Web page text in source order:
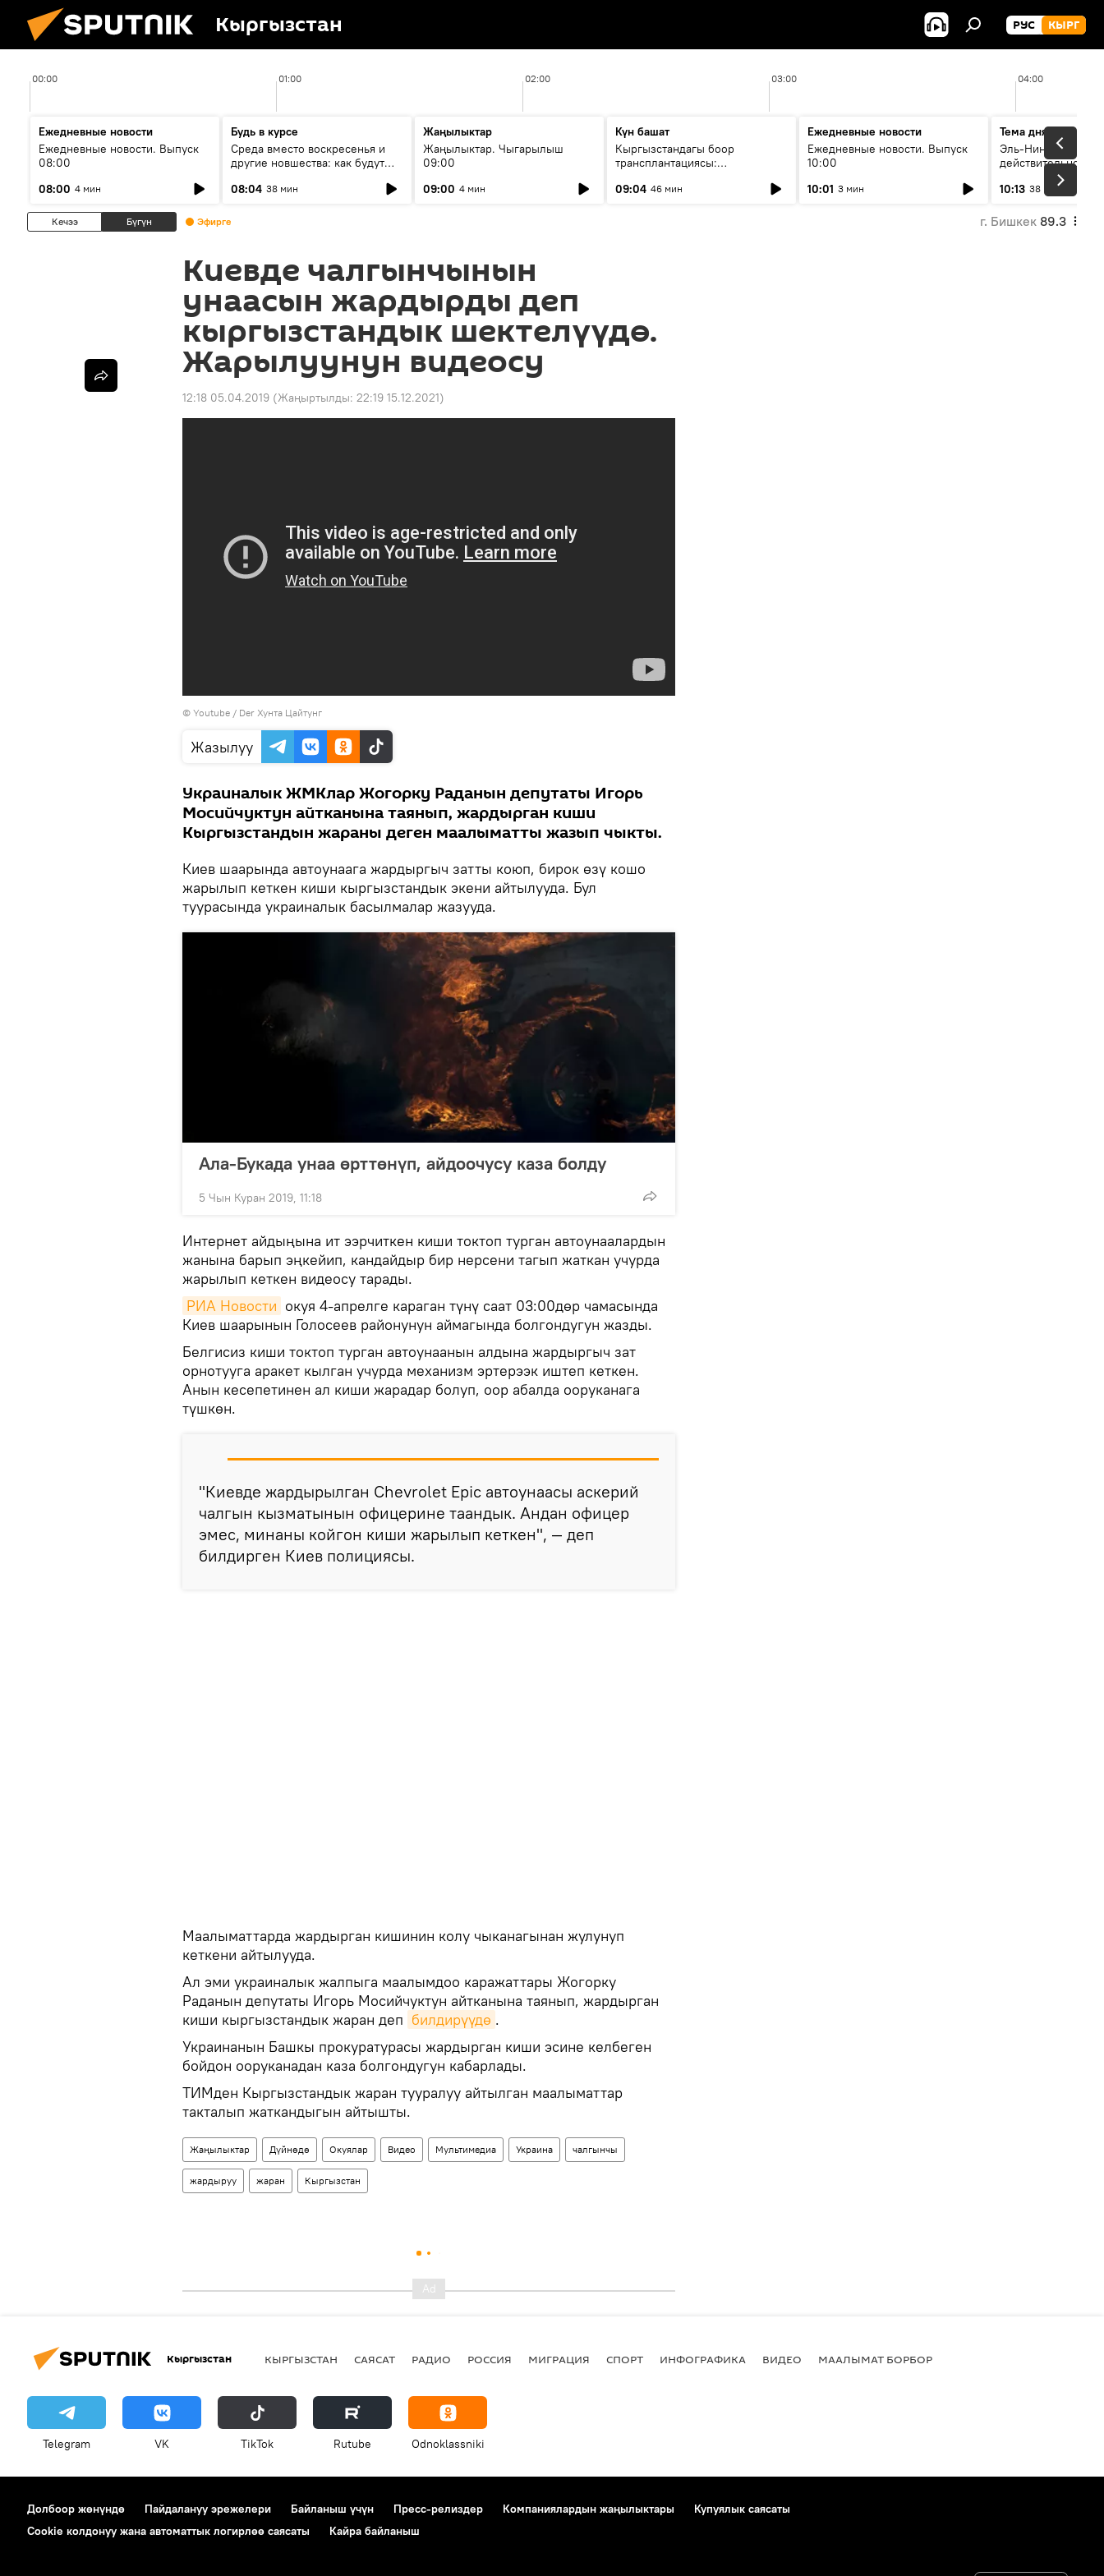
Кыргызстан РУС КЫРГ
00:00 01:00 02:00 03:00 04:00
Ежедневные новости
Ежедневные новости. Выпуск
08:00
08:00 4 мин
Будь в курсе
Среда вместо воскресенья и
другие новшества: как будут
08:04 38 мин
Жаңылыктар
Жаңылыктар. Чыгарылыш
09:00
09:00 4 мин
Күн башат
Кыргызстандагы боор
трансплантациясы:
келечеги
09:04 46 мин
Ежедневные новости
Ежедневные новости. Выпуск
10:00
10:01 3 мин
Тема дня
Эль-Ниньо, жара и
действительно
погоду в
10:13 38 мин
Кечээ Бүгүн Эфирге г. Бишкек 89.3
Киевде чалгынчынын
унаасын жардырды деп
кыргызстандык шектелүүдө.
Жарылуунун видеосу
12:18 05.04.2019 (Жаңыртылды: 22:19 15.12.2021)
© Youtube / Der Хунта Цайтунг
Жазылуу
Украиналык ЖМКлар Жогорку Раданын депутаты Игорь
Мосийчуктун айтканына таянып, жардырган киши
Кыргызстандын жараны деген маалыматты жазып чыкты.
Киев шаарында автоунаага жардыргыч затты коюп, бирок өзү кошо
жарылып кеткен киши кыргызстандык экени айтылууда. Бул
туурасында украиналык басылмалар жазууда.
Ала-Букада унаа өрттөнүп, айдоочусу каза болду
5 Чын Куран 2019, 11:18
Интернет айдыңына ит ээрчиткен киши токтоп турган автоунаалардын
жанына барып эңкейип, кандайдыр бир нерсени тагып жаткан учурда
жарылып кеткен видеосу тарады.
РИА Новости окуя 4-апрелге караган түнү саат 03:00дөр чамасында
Киев шаарынын Голосеев районунун аймагында болгондугун жазды.
Белгисиз киши токтоп турган автоунаанын алдына жардыргыч зат
орнотууга аракет кылган учурда механизм эртерээк иштеп кеткен.
Анын кесепетинен ал киши жарадар болуп, оор абалда ооруканага
түшкөн.
"Киевде жардырылган Chevrolet Epic автоунаасы аскерий
чалгын кызматынын офицерине таандык. Андан офицер
эмес, минаны койгон киши жарылып кеткен", — деп
билдирген Киев полициясы.
Маалыматтарда жардырган кишинин колу чыканагынан жулунуп
кеткени айтылууда.
Ал эми украиналык жалпыга маалымдоо каражаттары Жогорку
Раданын депутаты Игорь Мосийчуктун айтканына таянып, жардырган
киши кыргызстандык жаран деп билдирүүдө .
Украинанын Башкы прокуратурасы жардырган киши эсине келбеген
бойдон ооруканадан каза болгондугун кабарлады.
ТИМден Кыргызстандык жаран тууралуу айтылган маалыматтар
такталып жаткандыгын айтышты.
Жаңылыктар Дүйнөдө Окуялар Видео Мультимедиа Украина чалгынчы
жардыруу жаран Кыргызстан
Кыргызстан КЫРГЫЗСТАН САЯСАТ РАДИО РОССИЯ МИГРАЦИЯ СПОРТ ИНФОГРАФИКА ВИДЕО МААЛЫМАТ БОРБОР
Telegram VK ТikТоk Rutube Odnoklassniki
Долбоор жөнүндө Пайдалануу эрежелери Байланыш үчүн Пресс-релиздер Компаниялардын жаңылыктары
Купуялык саясаты
Cookie колдонуу жана автоматтык логирлөө саясаты
Кайра байланыш